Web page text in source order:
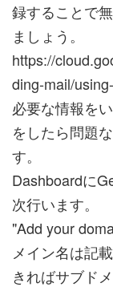
録することで
ましょう。
https://
ding-mail/
必要な情報を
をしたら問題
す。
Dashboardに
次行います。
"Add your
メイン名は記
きればサブド